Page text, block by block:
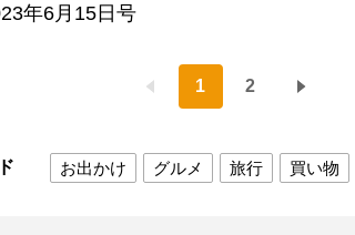
年6月15日号
1 2
お出かけ グルメ 旅行 買い物